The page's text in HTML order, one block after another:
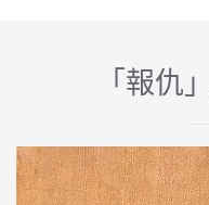
「報仇